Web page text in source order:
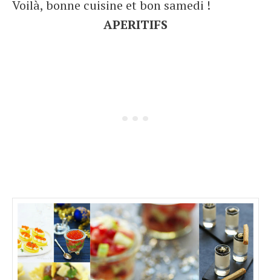
Voilà, bonne cuisine et bon samedi !
APERITIFS